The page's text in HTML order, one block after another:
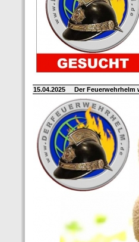
15.04.2025 Der